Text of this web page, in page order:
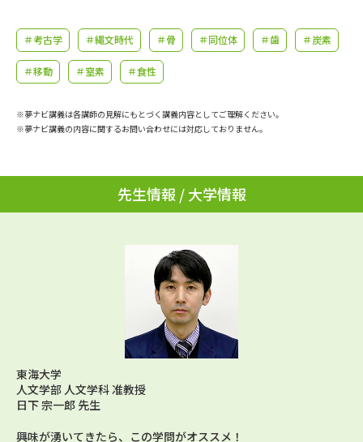
大学で学びたい学問発見
学問のミニ講義「夢ナビ講義」
学問の教科書 夢ナビライブ
ユーザーサポート
Ｑ＆Ａ よくあるご質問 大学進学IDについて
受付内容・発送状況の確認
個人情報取扱規定
テレメール進学カタログ
訂正のご案内
＃考古学 ＃縄文時代 ＃骨 ＃同位体 ＃歯 ＃炭素
＃移動 ＃窒素 ＃食性
※夢ナビ講義は各講師の見解にもとづく講義内容としてご理解ください。
※夢ナビ講義の内容に関するお問い合わせには対応しておりません。
先生情報 / 大学情報
東海大学
人文学部 人文学科 准教授
日下 宗一郎 先生
興味が湧いてきたら、この学問がオススメ！